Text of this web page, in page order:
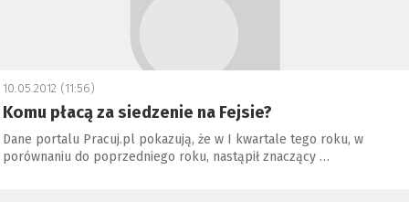
10.05.2012 (11:56)
Komu płacą za siedzenie na Fejsie?
Dane portalu Pracuj.pl pokazują, że w I kwartale tego roku, w
porównaniu do poprzedniego roku, nastąpił znaczący …